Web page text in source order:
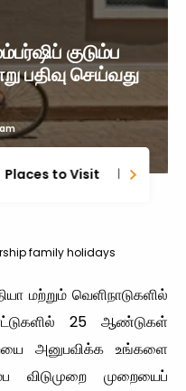
குடும்ப
பதிவு செய்வது
Places to Visit
family holidays
மற்றும் வெளிநாடுகளில்
25 ஆண்டுகள்
அனுபவிக்க உங்களை
விடுமுறை முறையைப்